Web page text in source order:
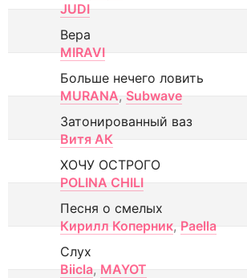
JUDI
Вера
MIRAVI
Больше нечего ловить
MURANA, Subwave
Затонированный ваз
Витя АК
ХОЧУ ОСТРОГО
POLINA CHILI
Песня о смелых
Кирилл Коперник, Paella
Слух
Biicla, MAYOT